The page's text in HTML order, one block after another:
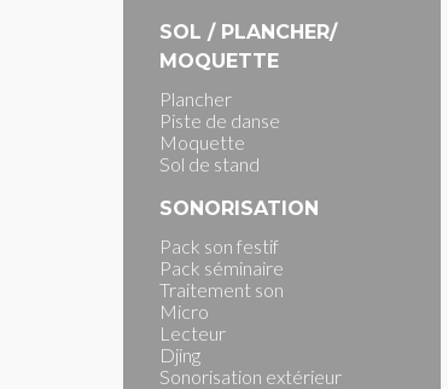
SOL / PLANCHER/
MOQUETTE
Plancher
Piste de danse
Moquette
Sol de stand
SONORISATION
Pack son festif
Pack séminaire
Traitement son
Micro
Lecteur
Djing
Sonorisation extérieur